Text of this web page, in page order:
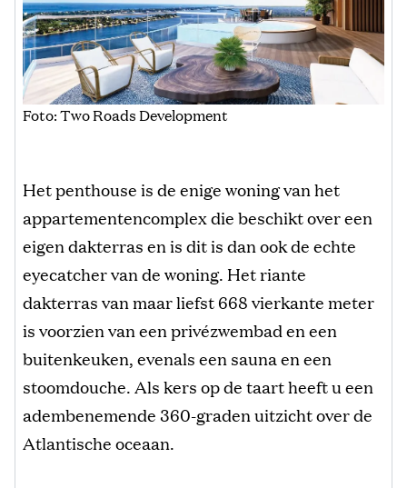
Foto: Two Roads Development
Het penthouse is de enige woning van het
appartementencomplex die beschikt over een
eigen dakterras en is dit is dan ook de echte
eyecatcher van de woning. Het riante
dakterras van maar liefst 668 vierkante meter
is voorzien van een privézwembad en een
buitenkeuken, evenals een sauna en een
stoomdouche. Als kers op de taart heeft u een
adembenemende 360-graden uitzicht over de
Atlantische oceaan.